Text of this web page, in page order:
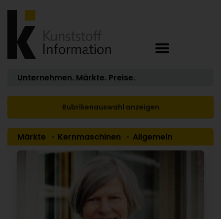
Unternehmen. Märkte. Preise.
Rubrikenauswahl anzeigen
Märkte Kernmaschinen Allgemein